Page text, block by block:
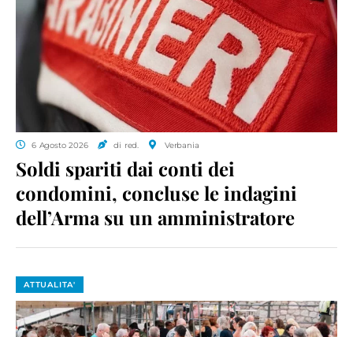
6 Agosto 2026 di red. Verbania
Soldi spariti dai conti dei
condomini, concluse le indagini
dell’Arma su un amministratore
ATTUALITA'